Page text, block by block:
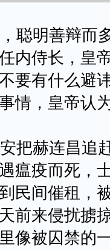
明善辩而
内侍长，皇
要有什么避
情，皇帝认
赫连昌追
瘟疫而死，
民间催租，
前来侵扰掳
像被囚禁的